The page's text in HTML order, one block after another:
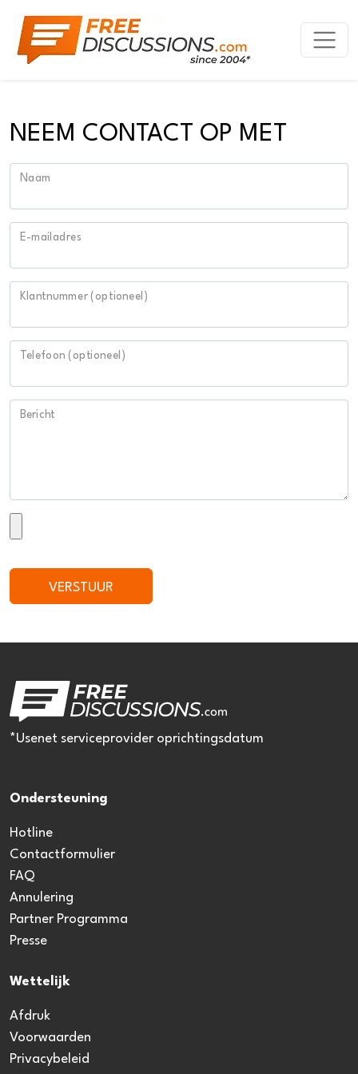
NEEM CONTACT OP MET
Naam
E-mailadres
Klantnummer (optioneel)
Telefoon (optioneel)
Bericht
VERSTUUR
*Usenet serviceprovider oprichtingsdatum
Ondersteuning
Hotline
Contactformulier
FAQ
Annulering
Partner Programma
Presse
Wettelijk
Afdruk
Voorwaarden
Privacybeleid